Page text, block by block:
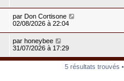
par Don Cortisone
02/08/2026 à 22:04
par honeybee
31/07/2026 à 17:29
5 résultats trouvés